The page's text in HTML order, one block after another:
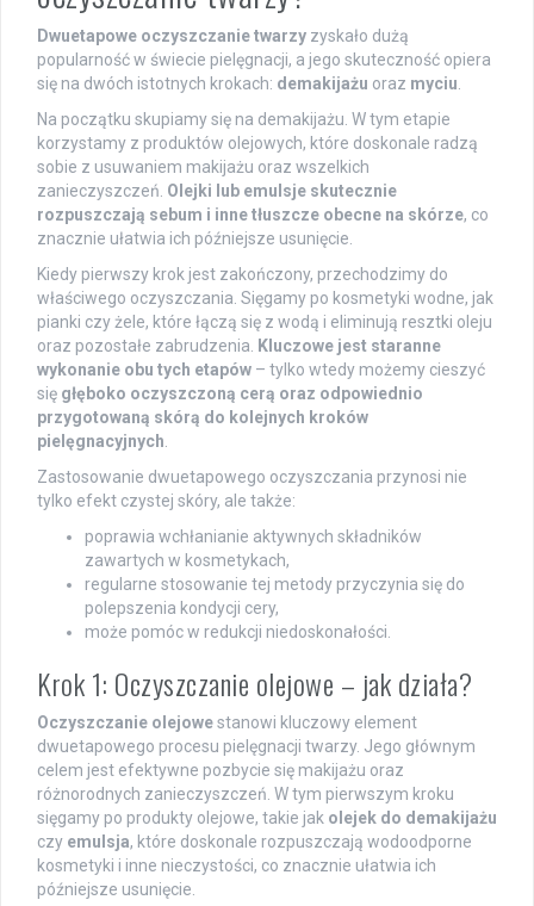
Dwuetapowe oczyszczanie twarzy zyskało dużą
popularność w świecie pielęgnacji, a jego skuteczność opiera
się na dwóch istotnych krokach: demakijażu oraz myciu
Na początku skupiamy się na demakijażu. W tym etapie
korzystamy z produktów olejowych, które doskonale radzą
sobie z usuwaniem makijażu oraz wszelkich
zanieczyszczeń. Olejki lub emulsje skutecznie
rozpuszczają sebum i inne tłuszcze obecne na skórze, co
znacznie ułatwia ich późniejsze usunięcie.
Kiedy pierwszy krok jest zakończony, przechodzimy do
właściwego oczyszczania. Sięgamy po kosmetyki wodne, jak
pianki czy żele, które łączą się z wodą i eliminują resztki oleju
oraz pozostałe zabrudzenia. Kluczowe jest staranne
wykonanie obu tych etapów – tylko wtedy możemy cieszyć
się głęboko oczyszczoną cerą oraz odpowiednio
przygotowaną skórą do kolejnych kroków
pielęgnacyjnych
Zastosowanie dwuetapowego oczyszczania przynosi nie
tylko efekt czystej skóry, ale także:
poprawia wchłanianie aktywnych składników
zawartych w kosmetykach,
regularne stosowanie tej metody przyczynia się do
polepszenia kondycji cery,
może pomóc w redukcji niedoskonałości.
Krok 1: Oczyszczanie olejowe – jak działa?
Oczyszczanie olejowestanowi kluczowy element
dwuetapowego procesu pielęgnacji twarzy. Jego głównym
celem jest efektywne pozbycie się makijażu oraz
różnorodnych zanieczyszczeń. W tym pierwszym kroku
sięgamy po produkty olejowe, takie jak olejek do demakijażu
czy emulsja, które doskonale rozpuszczają wodoodporne
kosmetyki i inne nieczystości, co znacznie ułatwia ich
późniejsze usunięcie.